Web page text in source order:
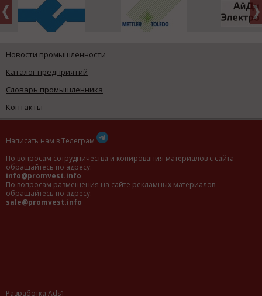
Новости промышленности
Каталог предприятий
Словарь промышленника
Контакты
Написать нам в Телеграм
По вопросам сотрудничества и копирования материалов с сайта
обращайтесь по адресу:
info@promvest.info
По вопросам размещения на сайте рекламных материалов
обращайтесь по адресу:
sale@promvest.info
Разработка Ads1